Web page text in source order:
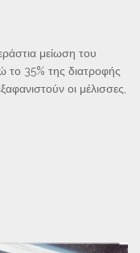
μείωση του
35% της διατροφής
οι μέλισσες,